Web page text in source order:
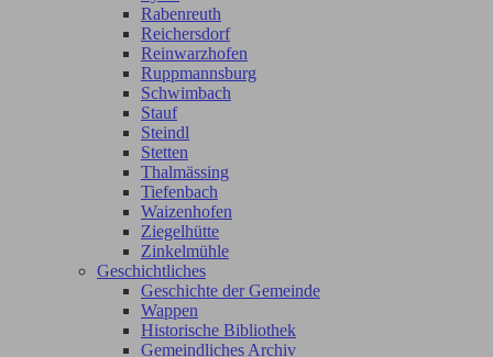
Rabenreuth
Reichersdorf
Reinwarzhofen
Ruppmannsburg
Schwimbach
Stauf
Steindl
Stetten
Thalmässing
Tiefenbach
Waizenhofen
Ziegelhütte
Zinkelmühle
Geschichtliches
Geschichte der Gemeinde
Wappen
Historische Bibliothek
Gemeindliches Archiv